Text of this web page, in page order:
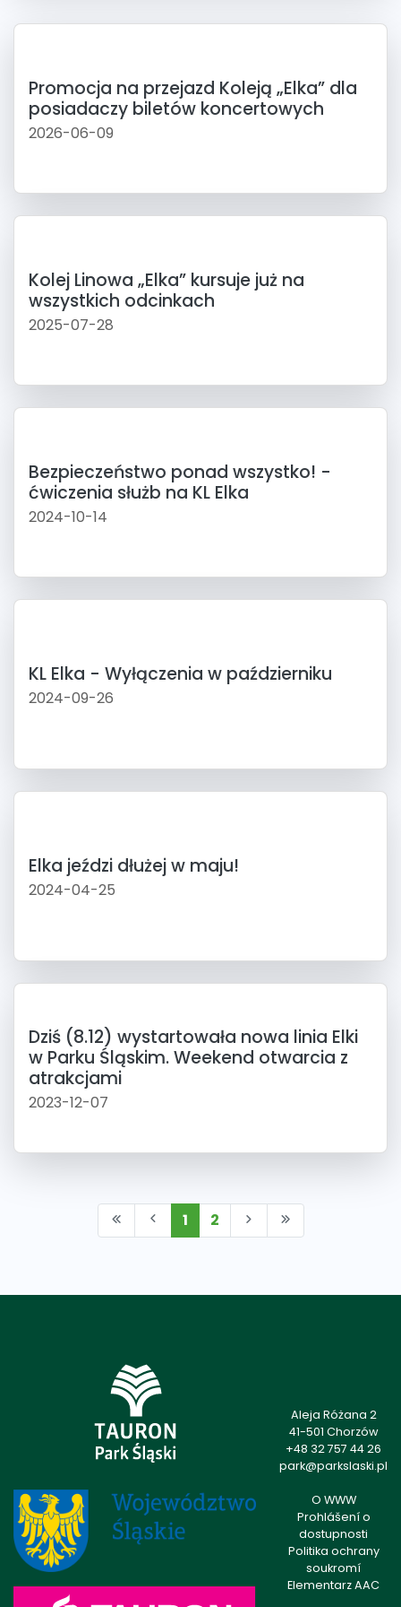
Promocja na przejazd Koleją „Elka” dla
posiadaczy biletów koncertowych
2026-06-09
Kolej Linowa „Elka” kursuje już na
wszystkich odcinkach
2025-07-28
Bezpieczeństwo ponad wszystko! -
ćwiczenia służb na KL Elka
2024-10-14
KL Elka - Wyłączenia w październiku
2024-09-26
Elka jeździ dłużej w maju!
2024-04-25
Dziś (8.12) wystartowała nowa linia Elki
w Parku Śląskim. Weekend otwarcia z
atrakcjami
2023-12-07
1 2
Aleja Różana 2
41-501 Chorzów
+48 32 757 44 26
park@parkslaski.pl
O WWW
Prohlášení o
dostupnosti
Politika ochrany
soukromí
Elementarz AAC